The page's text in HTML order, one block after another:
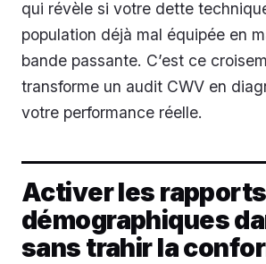
qui révèle si votre dette
population déjà mal équipée en
bande passante. C’est ce
transforme un audit CWV en
votre performance réelle.
Activer les rapports
démographiques
sans trahir la